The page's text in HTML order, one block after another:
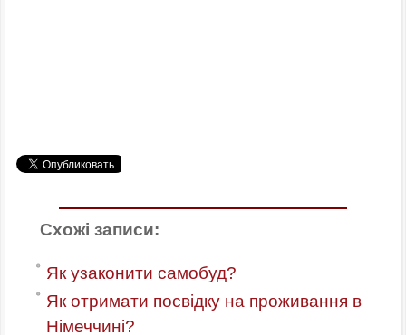
Схожі записи:
Як узаконити самобуд?
Як отримати посвідку на проживання в
Німеччині?